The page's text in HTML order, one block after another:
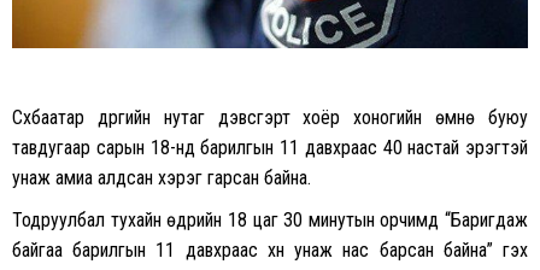
Сүхбаатар дүүргийн нутаг дэвсгэрт хоёр хоногийн өмнө буюу
тавдугаар сарын 18-нд барилгын 11 давхраас 40 настай эрэгтэй
унаж амиа алдсан хэрэг гарсан байна.
Тодруулбал тухайн өдрийн 18 цаг 30 минутын орчимд “Баригдаж
байгаа барилгын 11 давхраас хүн унаж нас барсан байна” гэх